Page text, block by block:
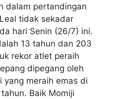
dalam pertandingan
tidak sekadar
hari Senin (26/7) ini.
13 tahun dan 203
rekor atlet peraih
dipegang oleh
yang meraih emas di
Baik Momiji